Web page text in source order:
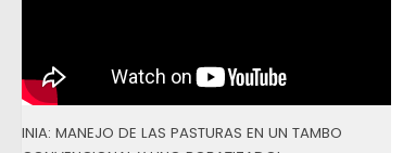
INIA: MANEJO DE LAS PASTURAS EN UN TAMBO